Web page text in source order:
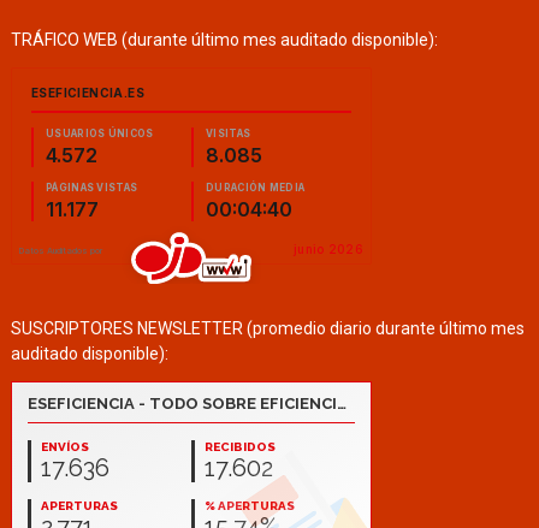
TRÁFICO WEB (durante último mes auditado disponible):
SUSCRIPTORES NEWSLETTER (promedio diario durante último mes
auditado disponible):